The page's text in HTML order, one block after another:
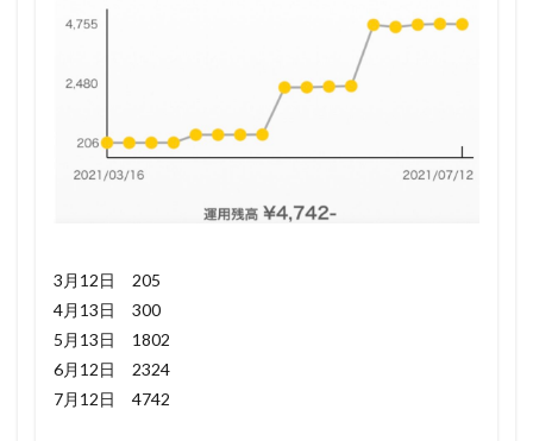
3月12日 205
4月13日 300
5月13日 1802
6月12日 2324
7月12日 4742